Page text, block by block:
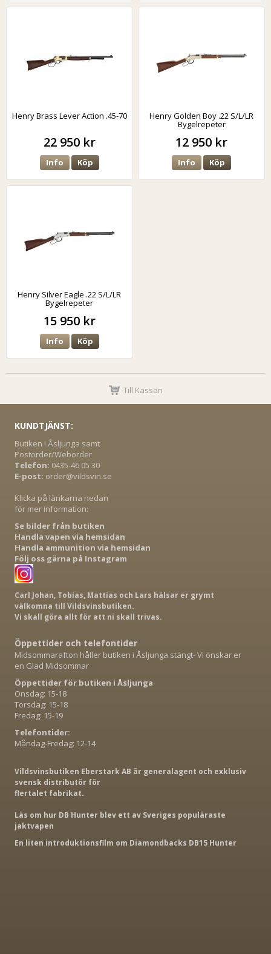
Henry Brass Lever Action .45-70
22 950 kr
Info Köp
Henry Golden Boy .22 S/L/LR
Bygelrepeter
12 950 kr
Info Köp
Henry Silver Eagle .22 S/L/LR
Bygelrepeter
15 950 kr
Info Köp
Till Kassan
KUNDTJÄNST:
Butiken i Åsljunga samt
Postorder/Weborder
Telefon: 0435-46 05 30
E-post: order@vildsvin.se
Klicka på länkarna nedan
för mer information:
Se bilder från butiken
Handla vapen via hemsidan
Handla ammunition via hemsidan
Följ oss gärna på Instagram
Carl Johan, Tobias, Mattias och Lars hälsar er grymt
välkomna till Vildsvinsbutiken.
Vi skall göra allt för att ni skall trivas.
Öppettider och telefontider
Midsommarafton håller butiken i Åsljunga stängt- Vi önskar er
en Glad Midsommar
Öppettider för butiken i Åsljunga
Onsdag: 15-18
Torsdag: 15-18
Fredag: 15-19
Telefontider:
Måndag-Fredag: 12-14
Vildsvinsbutiken Eberstark AB är generalagent och exklusiv
svensk distributör för
flertalet fabrikat.
Läs om hur DB Hunter blev ett av Sveriges populäraste
jaktvapen
En liten introduktionsfilm om Diamondbacks DB15 Hunter